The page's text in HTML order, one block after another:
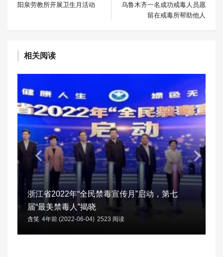
阳泉劳教所开展卫生月活动
乌鲁木齐一名成功戒毒人员愿
留在戒毒所帮助他人
相关阅读
浙江省2022年“全民禁毒宣传月”启动，第七
届“最美禁毒人”揭晓
含笑 4年前 (2022-06-04) 2523 阅读